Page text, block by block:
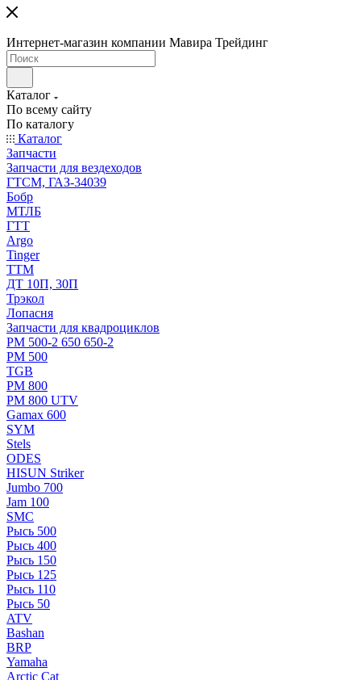
Интернет-магазин компании Мавира Трейдинг
Каталог
По всему сайту
По каталогу
Каталог
Запчасти
Запчасти для вездеходов
ГТСМ, ГАЗ-34039
Бобр
МТЛБ
ГТТ
Argo
Tinger
ТТМ
ДТ 10П, 30П
Трэкол
Лопасня
Запчасти для квадроциклов
РМ 500-2 650 650-2
РМ 500
TGB
РМ 800
РМ 800 UTV
Gamax 600
SYM
Stels
ОDЕS
HISUN Striker
Jumbo 700
Jam 100
SMC
Рысь 500
Рысь 400
Рысь 150
Рысь 125
Рысь 110
Рысь 50
ATV
Bashan
BRP
Yamaha
Arctic Cat